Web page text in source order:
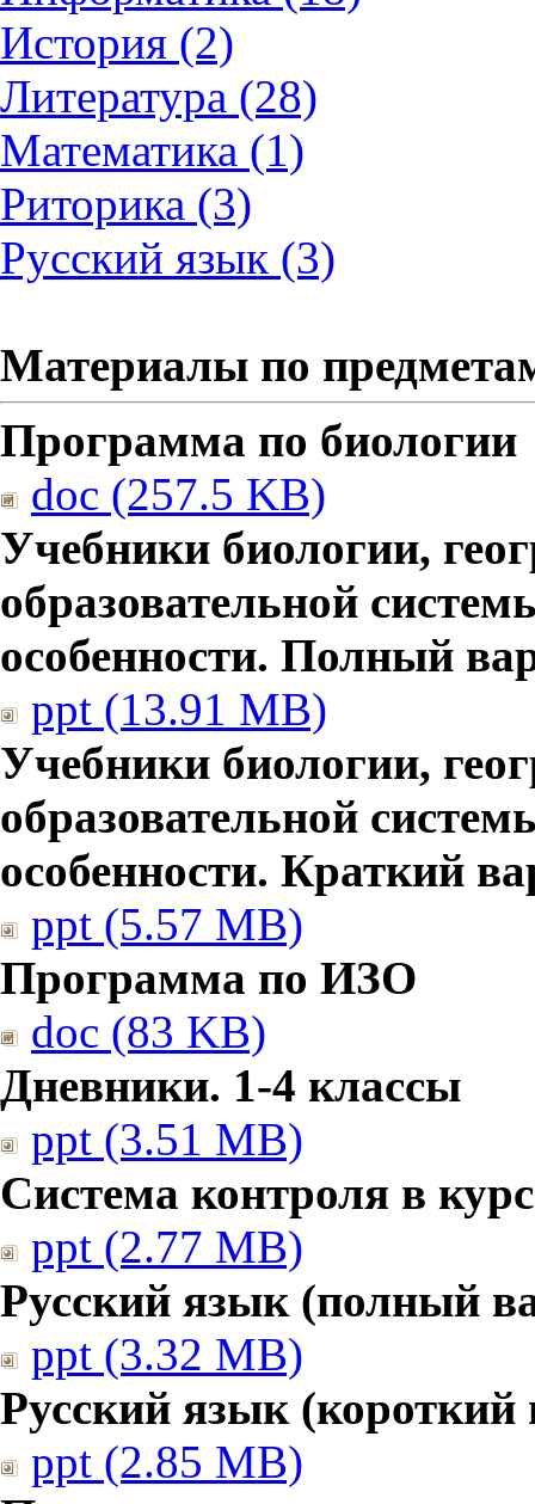
История (2)
Литература (28)
Математика (1)
Риторика (3)
Русский язык (3)
Материалы по
Программа по биологии
doc (257.5 KB)
Учебники биологии,
образовательной
особенности. Полный
ppt (13.91 MB)
Учебники биологии,
образовательной
особенности. Краткий
ppt (5.57 MB)
Программа по ИЗО
doc (83 KB)
Дневники. 1-4 классы
ppt (3.51 MB)
Система контроля в
ppt (2.77 MB)
Русский язык (полный
ppt (3.32 MB)
Русский язык (короткий
ppt (2.85 MB)